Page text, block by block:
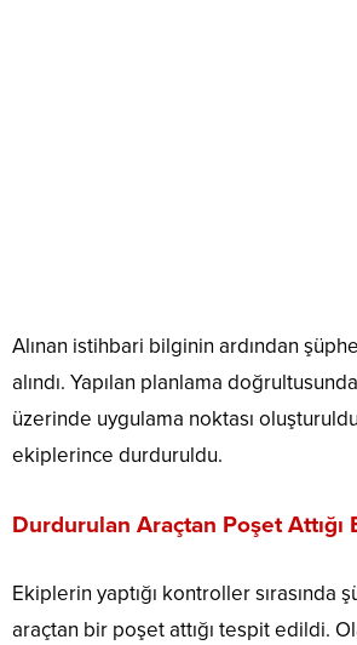
Alınan istihbari bilginin ardından
alındı. Yapılan planlama
üzerinde uygulama noktası
ekiplerince durduruldu.
Durdurulan Araçtan Poşet Attığı
Ekiplerin yaptığı kontroller sırasında
araçtan bir poşet attığı tespit edildi.